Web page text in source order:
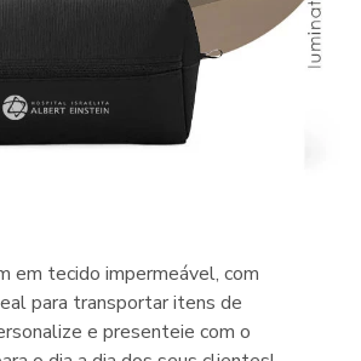
em tecido impermeável, com
para transportar itens de
e presenteie com o